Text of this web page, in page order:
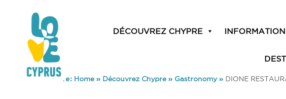
DÉCOUVREZ CHYPRE
You are here: Home» Découvrez Chypre» Gastronomy» DIONE